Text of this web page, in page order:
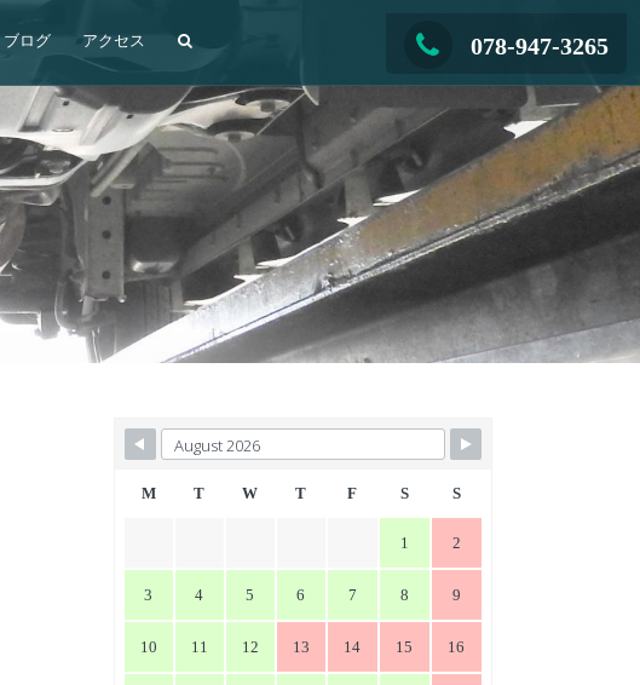
078-947-3265
ブログ アクセス
M T W T F S S
1 2
3 4 5 6 7 8 9
10 11 12 13 14 15 16